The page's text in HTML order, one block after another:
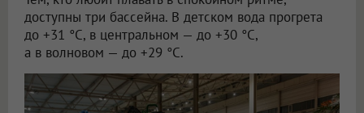
доступны три бассейна. В детском вода прогрета
до +31 °C, в центральном — до +30 °C,
а в волновом — до +29 °C.